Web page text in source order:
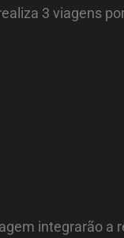
3 viagens
integrarão